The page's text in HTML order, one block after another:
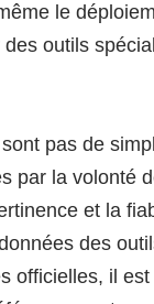
le
outils
pas de
par la volonté
et la
des
officielles, il est